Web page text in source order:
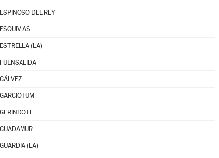
ESPINOSO DEL REY
ESQUIVIAS
ESTRELLA (LA)
FUENSALIDA
GÁLVEZ
GARCIOTUM
GERINDOTE
GUADAMUR
GUARDIA (LA)